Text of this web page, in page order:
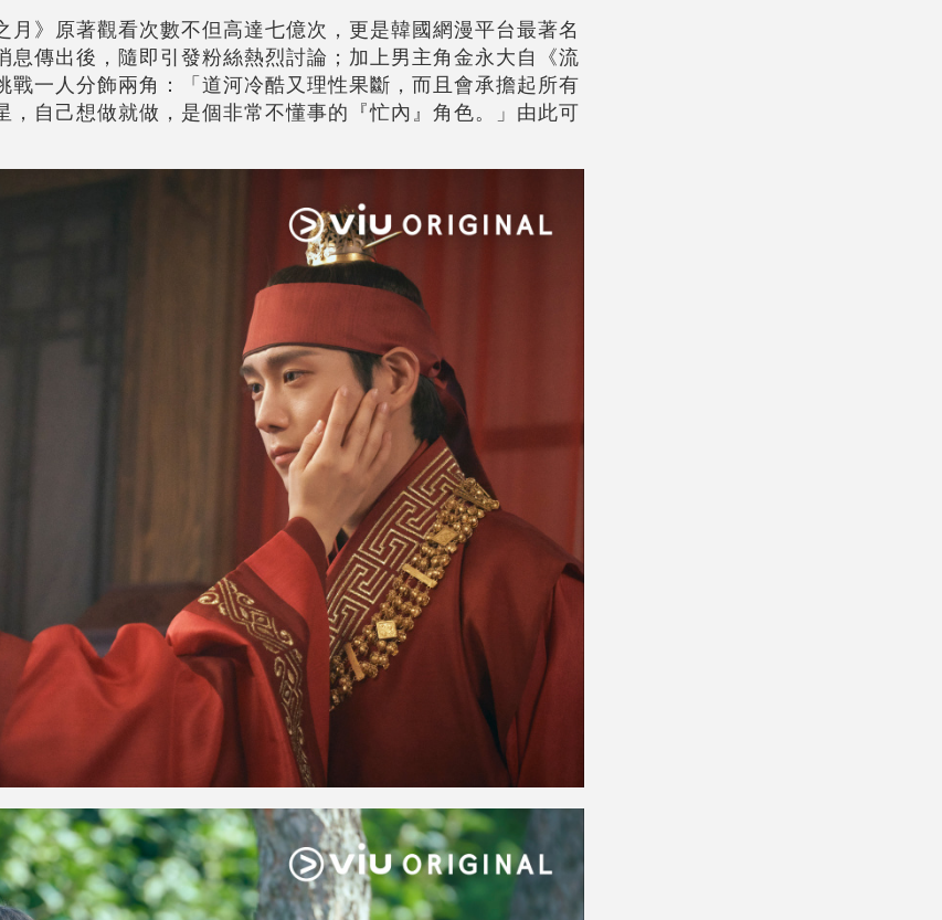
》原著觀看次數不但高達七億次，更是韓國網漫平台最著名
息傳出後，隨即引發粉絲熱烈討論；加上男主角金永大自《流
一人分飾兩角：「道河冷酷又理性果斷，而且會承擔起所有
自己想做就做，是個非常不懂事的『忙內』角色。」由此可